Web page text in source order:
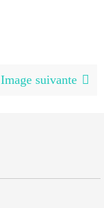
Image suivante